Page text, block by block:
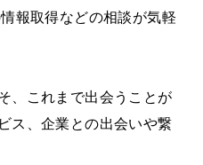
報取得などの相談が気軽
、これまで出会うことが
ス、企業との出会いや繋